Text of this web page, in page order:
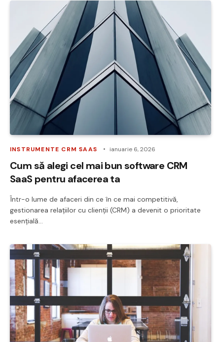
INSTRUMENTE CRM SAAS ianuarie 6, 2026
Cum să alegi cel mai bun software CRM
SaaS pentru afacerea ta
Într-o lume de afaceri din ce în ce mai competitivă,
gestionarea relațiilor cu clienții (CRM) a devenit o prioritate
esențială…